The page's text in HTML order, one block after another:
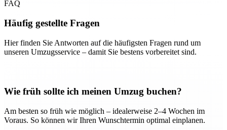
FAQ
Häufig gestellte Fragen
Hier finden Sie Antworten auf die häufigsten Fragen rund um
unseren Umzugsservice – damit Sie bestens vorbereitet sind.
Wie früh sollte ich meinen Umzug buchen?
Am besten so früh wie möglich – idealerweise 2–4 Wochen im
Voraus. So können wir Ihren Wunschtermin optimal einplanen.